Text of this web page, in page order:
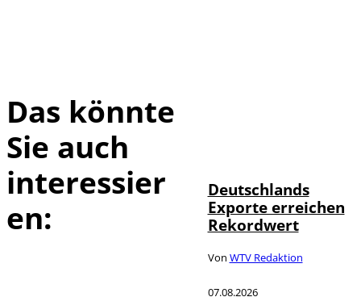
Das könnte
Sie auch
interessier
en:
Deutschlands
Exporte erreichen
Rekordwert
Von WTV Redaktion
07.08.2026